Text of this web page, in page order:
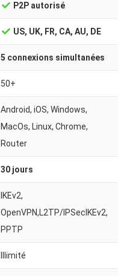
P2P autorisé
US, UK, FR, CA, AU, DE
5 connexions simultanées
50+
Android, iOS, Windows,
MacOs, Linux, Chrome,
Router
30 jours
IKEv2,
OpenVPN,L2TP/IPSecIKEv2,
PPTP
Illimité